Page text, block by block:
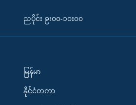
ညပိုင်း ၉း၀၀-၁၀း၀၀
မြန်မာ
နိုင်ငံတကာ